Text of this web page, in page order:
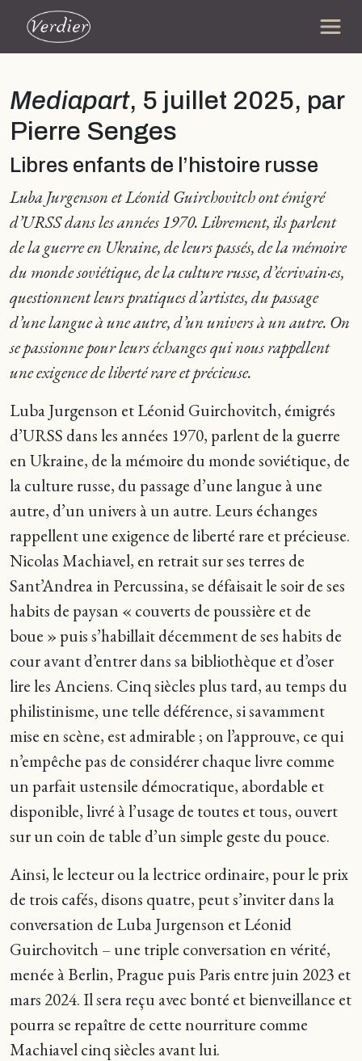
Mediapart, 5 juillet 2025, par
Pierre Senges
Libres enfants de l’histoire russe
Luba Jurgenson et Léonid Guirchovitch ont émigré
d’URSS dans les années 1970. Librement, ils parlent
de la guerre en Ukraine, de leurs passés, de la mémoire
du monde soviétique, de la culture russe, d’écrivain·es,
questionnent leurs pratiques d’artistes, du passage
d’une langue à une autre, d’un univers à un autre. On
se passionne pour leurs échanges qui nous rappellent
une exigence de liberté rare et précieuse.
Luba Jurgenson et Léonid Guirchovitch, émigrés
d’URSS dans les années 1970, parlent de la guerre
en Ukraine, de la mémoire du monde soviétique, de
la culture russe, du passage d’une langue à une
autre, d’un univers à un autre. Leurs échanges
rappellent une exigence de liberté rare et précieuse.
Nicolas Machiavel, en retrait sur ses terres de
Sant’Andrea in Percussina, se défaisait le soir de ses
habits de paysan « couverts de poussière et de
boue » puis s’habillait décemment de ses habits de
cour avant d’entrer dans sa bibliothèque et d’oser
lire les Anciens. Cinq siècles plus tard, au temps du
philistinisme, une telle déférence, si savamment
mise en scène, est admirable ; on l’approuve, ce qui
n’empêche pas de considérer chaque livre comme
un parfait ustensile démocratique, abordable et
disponible, livré à l’usage de toutes et tous, ouvert
sur un coin de table d’un simple geste du pouce.
Ainsi, le lecteur ou la lectrice ordinaire, pour le prix
de trois cafés, disons quatre, peut s’inviter dans la
conversation de Luba Jurgenson et Léonid
Guirchovitch – une triple conversation en vérité,
menée à Berlin, Prague puis Paris entre juin 2023 et
mars 2024. Il sera reçu avec bonté et bienveillance et
pourra se repaître de cette nourriture comme
Machiavel cinq siècles avant lui.